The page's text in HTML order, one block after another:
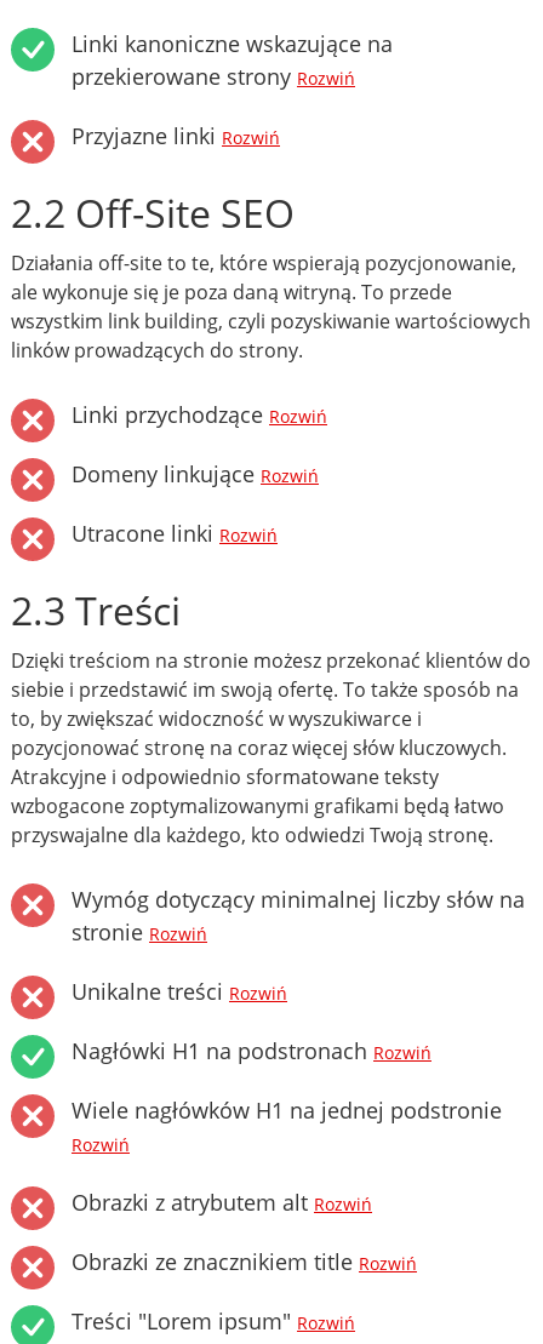
Linki kanoniczne wskazujące na
przekierowane strony Rozwiń
Przyjazne linki Rozwiń
2.2 Off-Site SEO
Działania off-site to te, które wspierają pozycjonowanie,
ale wykonuje się je poza daną witryną. To przede
wszystkim link building, czyli pozyskiwanie wartościowych
linków prowadzących do strony.
Linki przychodzące Rozwiń
Domeny linkujące Rozwiń
Utracone linki Rozwiń
2.3 Treści
Dzięki treściom na stronie możesz przekonać klientów do
siebie i przedstawić im swoją ofertę. To także sposób na
to, by zwiększać widoczność w wyszukiwarce i
pozycjonować stronę na coraz więcej słów kluczowych.
Atrakcyjne i odpowiednio sformatowane teksty
wzbogacone zoptymalizowanymi grafikami będą łatwo
przyswajalne dla każdego, kto odwiedzi Twoją stronę.
Wymóg dotyczący minimalnej liczby słów na
stronie Rozwiń
Unikalne treści Rozwiń
Nagłówki H1 na podstronach Rozwiń
Wiele nagłówków H1 na jednej podstronie
Rozwiń
Obrazki z atrybutem alt Rozwiń
Obrazki ze znacznikiem title Rozwiń
Treści "Lorem ipsum" Rozwiń